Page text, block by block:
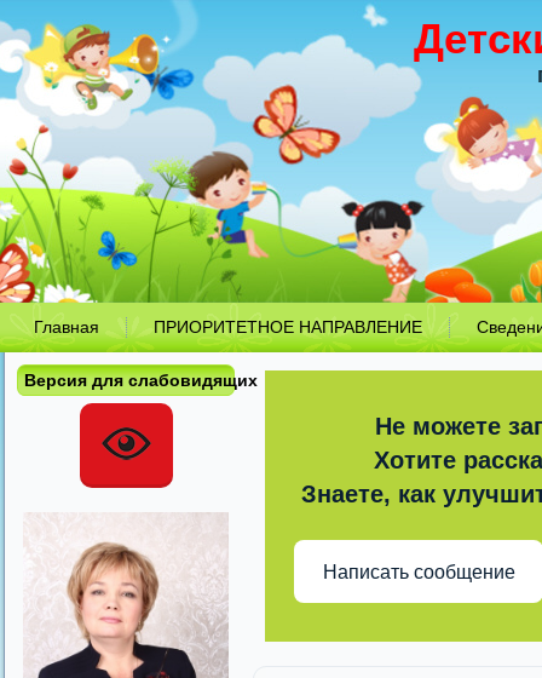
Главная ПРИОРИТЕТНОЕ НАПРАВЛЕНИЕ
Версия для слабовидящих
Не можете
Хотите
Знаете, как
Написать сообщение